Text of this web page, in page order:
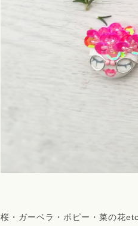
桜・ガーベラ・ポピー・菜の花